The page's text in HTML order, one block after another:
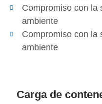
Compromiso con la
ambiente
Compromiso con la
ambiente
Carga de